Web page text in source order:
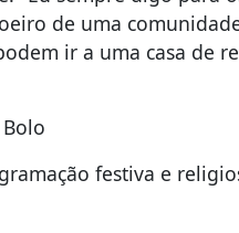
de uma
ir a uma casa de
festiva e